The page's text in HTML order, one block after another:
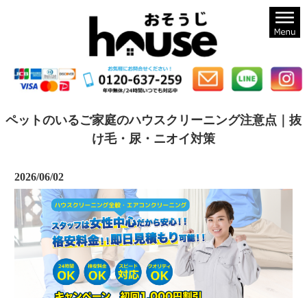
ペットのいるご家庭のハウスクリーニング注意点｜抜
け毛・尿・ニオイ対策
2026/06/02